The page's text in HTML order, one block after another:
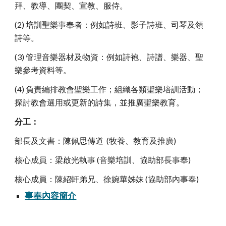
拜、教導、團契、宣教、服侍。
(2) 培訓聖樂事奉者：例如詩班、影子詩班、司琴及領
詩等。
(3) 管理音樂器材及物資：例如詩袍、詩譜、樂器、聖
樂參考資料等。
(4) 負責編排教會聖樂工作；組織各類聖樂培訓活動；
探討教會選用或更新的詩集，並推廣聖樂教育。
分工：
部長及文書：陳佩思傳道 (牧養、教育及推廣)
核心成員：梁啟光執事 (音樂培訓、協助部長事奉)
核心成員：陳紹軒弟兄、徐婉華姊妹 (協助部內事奉)
事奉內容簡介